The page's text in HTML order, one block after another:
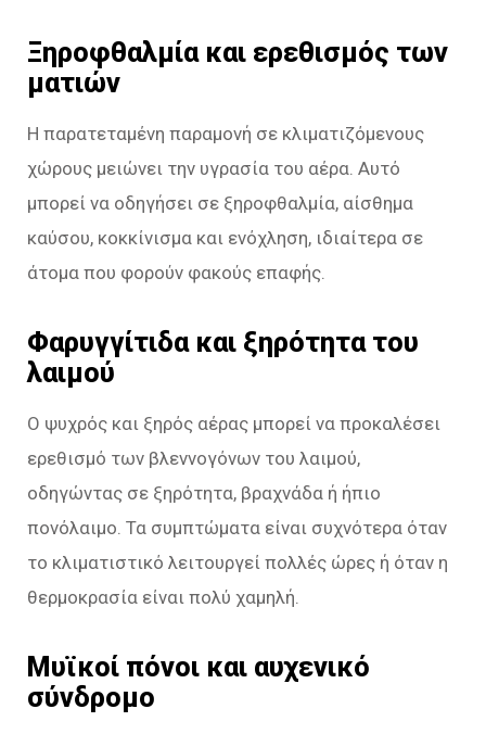
Ξηροφθαλμία και ερεθισμός των
ματιών
Η παρατεταμένη παραμονή σε κλιματιζόμενους
χώρους μειώνει την υγρασία του αέρα. Αυτό
μπορεί να οδηγήσει σε ξηροφθαλμία, αίσθημα
καύσου, κοκκίνισμα και ενόχληση, ιδιαίτερα σε
άτομα που φορούν φακούς επαφής.
Φαρυγγίτιδα και ξηρότητα του
λαιμού
Ο ψυχρός και ξηρός αέρας μπορεί να προκαλέσει
ερεθισμό των βλεννογόνων του λαιμού,
οδηγώντας σε ξηρότητα, βραχνάδα ή ήπιο
πονόλαιμο. Τα συμπτώματα είναι συχνότερα όταν
το κλιματιστικό λειτουργεί πολλές ώρες ή όταν η
θερμοκρασία είναι πολύ χαμηλή.
Μυϊκοί πόνοι και αυχενικό
σύνδρομο